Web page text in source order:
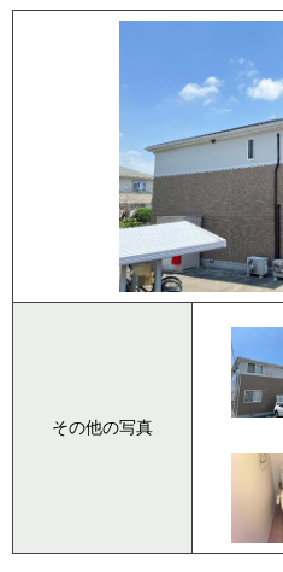
その他の写真